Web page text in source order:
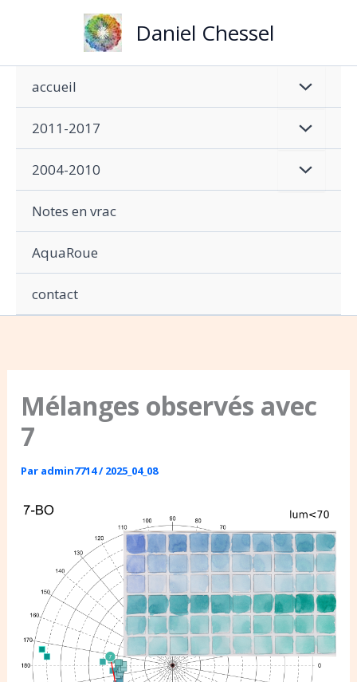
Daniel Chessel
accueil
2011-2017
2004-2010
Notes en vrac
AquaRoue
contact
Mélanges observés avec
7
Par admin7714/2025_04_08